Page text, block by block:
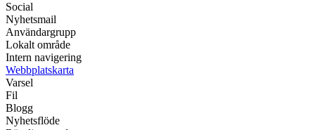
Social
Nyhetsmail
Användargrupp
Lokalt område
Intern navigering
Webbplatskarta
Varsel
Fil
Blogg
Nyhetsflöde